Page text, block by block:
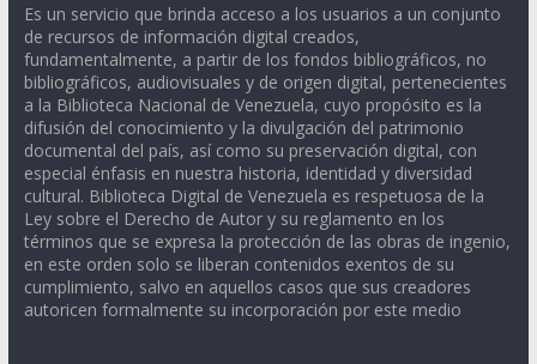
Es un servicio que brinda acceso a los usuarios a un conjunto
de recursos de información digital creados,
fundamentalmente, a partir de los fondos bibliográficos, no
bibliográficos, audiovisuales y de origen digital, pertenecientes
a la Biblioteca Nacional de Venezuela, cuyo propósito es la
difusión del conocimiento y la divulgación del patrimonio
documental del país, así como su preservación digital, con
especial énfasis en nuestra historia, identidad y diversidad
cultural. Biblioteca Digital de Venezuela es respetuosa de la
Ley sobre el Derecho de Autor y su reglamento en los
términos que se expresa la protección de las obras de ingenio,
en este orden solo se liberan contenidos exentos de su
cumplimiento, salvo en aquellos casos que sus creadores
autoricen formalmente su incorporación por este medio